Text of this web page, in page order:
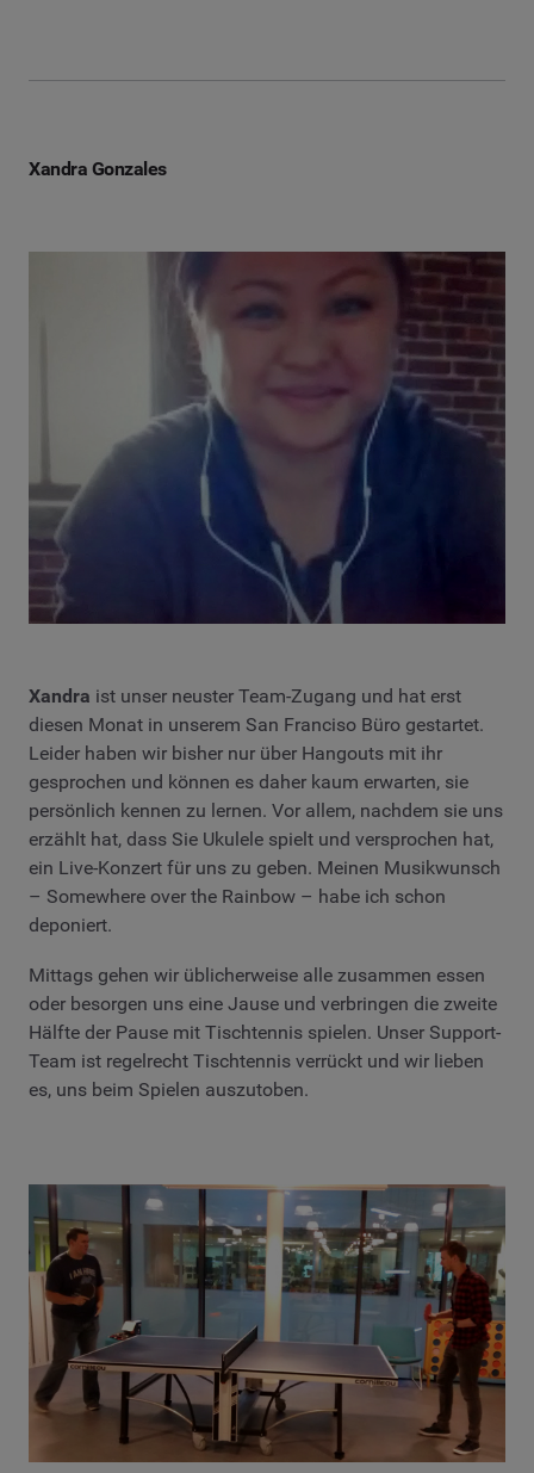
Xandra Gonzales
Xandra ist unser neuster Team-Zugang und hat erst
diesen Monat in unserem San Franciso Büro gestartet.
Leider haben wir bisher nur über Hangouts mit ihr
gesprochen und können es daher kaum erwarten, sie
persönlich kennen zu lernen. Vor allem, nachdem sie uns
erzählt hat, dass Sie Ukulele spielt und versprochen hat,
ein Live-Konzert für uns zu geben. Meinen Musikwunsch
– Somewhere over the Rainbow – habe ich schon
deponiert.
Mittags gehen wir üblicherweise alle zusammen essen
oder besorgen uns eine Jause und verbringen die zweite
Hälfte der Pause mit Tischtennis spielen. Unser Support-
Team ist regelrecht Tischtennis verrückt und wir lieben
es, uns beim Spielen auszutoben.